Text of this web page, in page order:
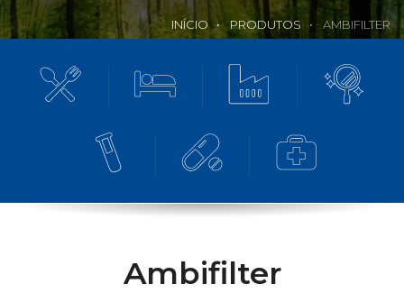
INÍCIO PRODUTOS AMBIFILTER
Ambifilter